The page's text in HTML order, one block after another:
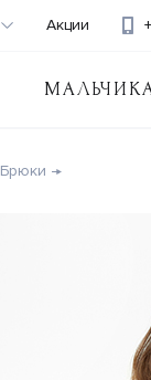
Акции
Брюки